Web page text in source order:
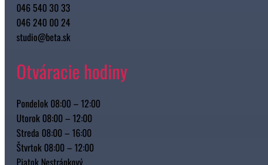
046 540 30 33
046 240 00 24
studio@beta.sk
Otváracie hodiny
Pondelok 08:00 – 12:00
Utorok 08:00 – 12:00
Streda 08:00 – 16:00
Štvrtok 08:00 – 12:00
Piatok Nestránkový